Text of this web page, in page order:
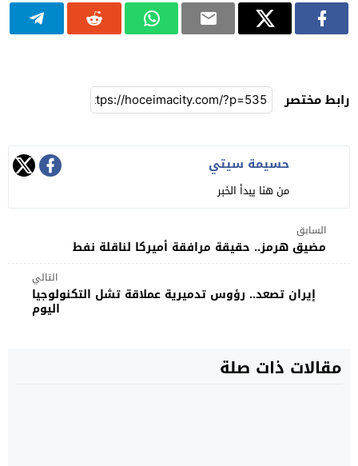
رابط مختصر
حسيمة سيتي
من هنا يبدأ الخبر
السابق
مضيق هرمز.. حقيقة مرافقة أميركا لناقلة نفط
التالي
إيران تصعد.. رؤوس تدميرية عملاقة تشل التكنولوجيا
اليوم
مقالات ذات صلة